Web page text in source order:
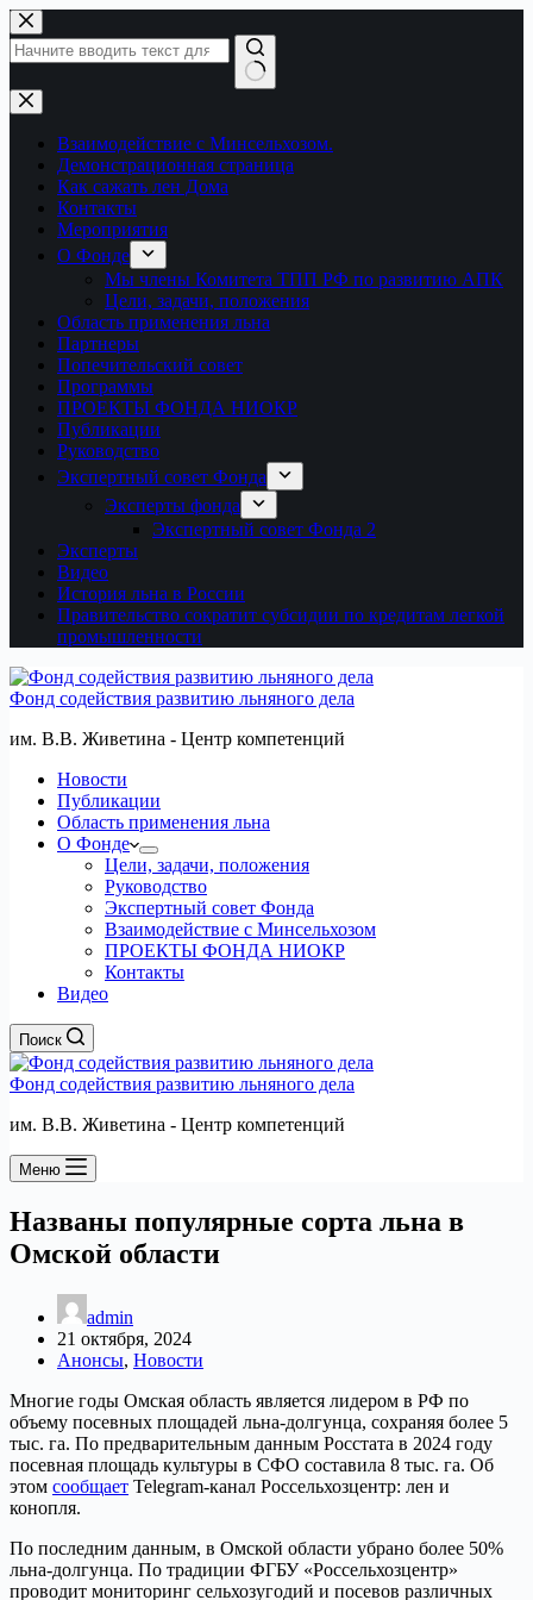
Перейти
к
сути
Ничего
не
найденоВзаимодействие с Минсельхозом.
Демонстрационная страница
Как сажать лен Дома
Контакты
Мероприятия
О Фонде
Мы члены Комитета ТПП РФ по развитию АПК
Цели, задачи, положения
Область применения льна
Партнеры
Попечительский совет
Программы
ПРОЕКТЫ ФОНДА НИОКР
Публикации
Руководство
Экспертный совет Фонда
Эксперты фонда
Экспертный совет Фонда 2
Эксперты
Видео
История льна в России
Правительство сократит субсидии по кредитам легкой
промышленности
Фонд содействия развитию льняного дела
им. В.В. Живетина - Центр компетенций
Новости
Публикации
Область применения льна
О Фонде
Цели, задачи, положения
Руководство
Экспертный совет Фонда
Взаимодействие с Минсельхозом
ПРОЕКТЫ ФОНДА НИОКР
Контакты
Видео
Поиск
Фонд содействия развитию льняного дела
им. В.В. Живетина - Центр компетенций
Меню
Названы популярные сорта льна в
Омской области
admin
21 октября, 2024
Анонсы, Новости
Многие годы Омская область является лидером в РФ по
объему посевных площадей льна-долгунца, сохраняя более 5
тыс. га. По предварительным данным Росстата в 2024 году
посевная площадь культуры в СФО составила 8 тыс. га. Об
этом сообщает Telegram-канал Россельхозцентр: лен и
конопля.
По последним данным, в Омской области убрано более 50%
льна-долгунца. По традиции ФГБУ «Россельхозцентр»
проводит мониторинг сельхозугодий и посевов различных